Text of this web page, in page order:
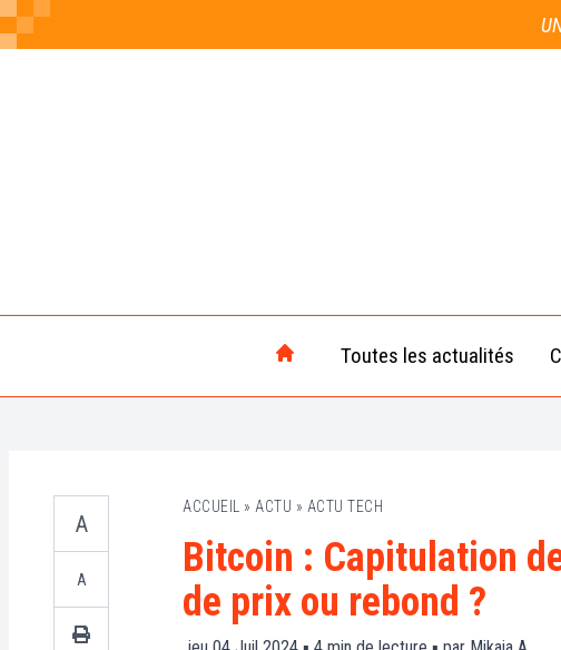
Toutes les actualités
A
A
ACCUEIL » ACTU » ACTU TECH
Bitcoin : Capitulation
de prix ou rebond ?